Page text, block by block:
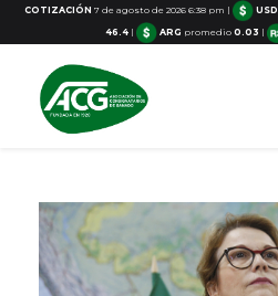
COTIZACIÓN 7 de agosto de 2026 6:38 pm | USD
46.4 | ARG promedio0.03 |